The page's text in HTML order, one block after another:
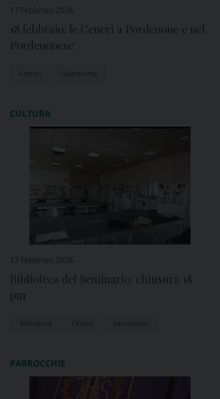
17 Febbraio 2026
18 febbraio: le Ceneri a Pordenone e nel
Pordenonese
Ceneri Quaresima
CULTURA
17 Febbraio 2026
Biblioteca del Seminario: chiusura 18
pm
Biblioteca Ceneri Semonario
PARROCCHIE